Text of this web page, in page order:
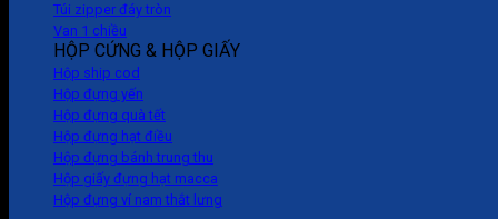
Túi zipper đáy tròn
Van 1 chiều
HỘP CỨNG & HỘP GIẤY
Hộp ship cod
Hộp đựng yến
Hộp đựng quà tết
Hộp đựng hạt điều
Hộp đựng bánh trung thu
Hộp giấy đựng hạt macca
Hộp đựng ví nam thắt lưng